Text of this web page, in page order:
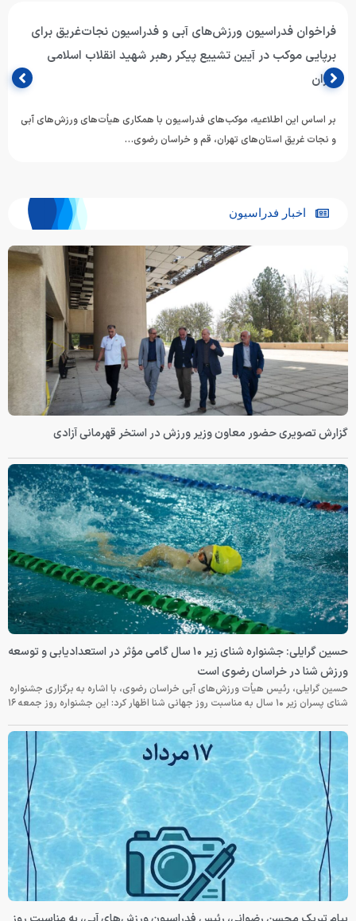
فراخوان فدراسیون ورزش‌های آبی و فدراسیون نجات‌غریق برای
برپایی موکب در آیین تشییع پیکر رهبر شهید انقلاب اسلامی
ایران
بر اساس این اطلاعیه، موکب‌های فدراسیون با همکاری هیأت‌های ورزش‌های آبی
و نجات غریق استان‌های تهران، قم و خراسان رضوی…
اخبار فدراسیون
گزارش تصویری حضور معاون وزیر ورزش در استخر قهرمانی آزادی
حسین گرایلی: جشنواره شنای زیر ۱۰ سال گامی مؤثر در استعدادیابی و توسعه
ورزش شنا در خراسان رضوی است
حسین گرایلی، رئیس هیأت ورزش‌های آبی خراسان رضوی، با اشاره به برگزاری جشنواره
شنای پسران زیر ۱۰ سال به مناسبت روز جهانی شنا اظهار کرد: این جشنواره روز جمعه‌ ۱۶